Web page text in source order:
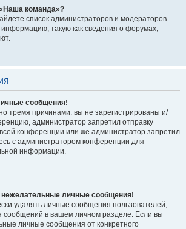
команда»?
список администраторов и модераторов
такую как сведения о форумах,
сообщения!
тремя причинами: вы не зарегистрированы и/
администратор запретил отправку
конференции или же администратор запретил
с администратором конференции для
информации.
личные сообщения!
удалять личные сообщения пользователей,
сообщений в вашем личном разделе. Если вы
личные сообщения от конкретного